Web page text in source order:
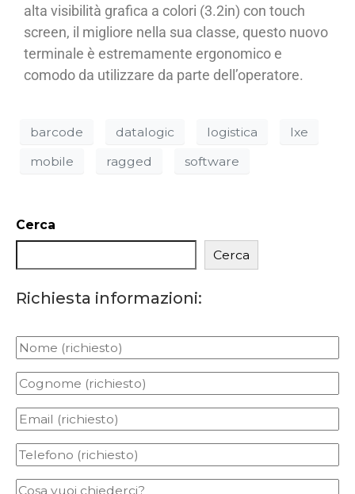
alta visibilità grafica a colori (3.2in) con touch
screen, il migliore nella sua classe, questo nuovo
terminale è estremamente ergonomico e
comodo da utilizzare da parte dell’operatore.
barcode datalogic logistica
lxe
mobile
ragged software
Cerca
Cerca
Richiesta informazioni: